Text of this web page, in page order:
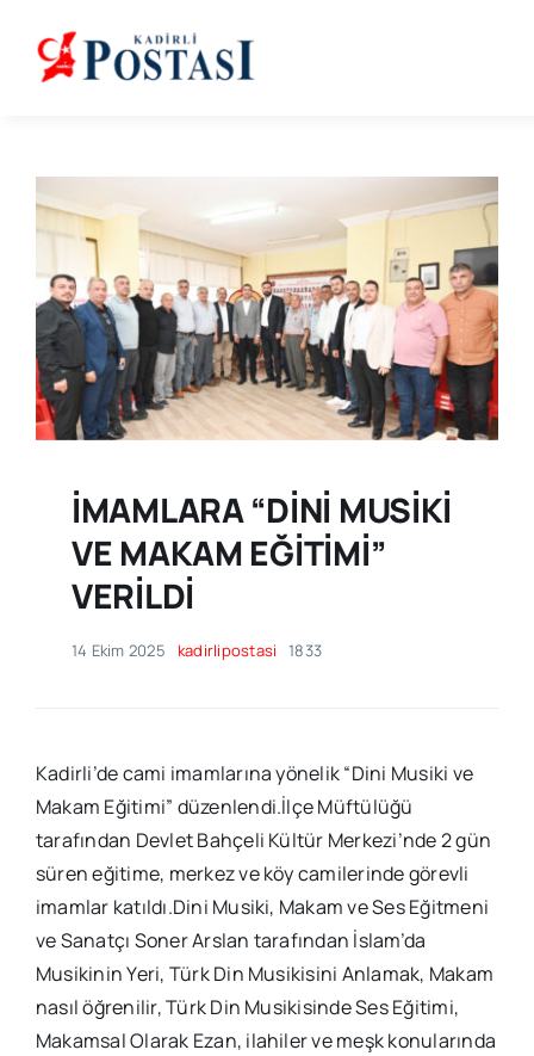
content
İMAMLARA “DİNİ MUSİKİ
VE MAKAM EĞİTİMİ”
VERİLDİ
14 Ekim 2025 kadirlipostasi 1833
Kadirli’de cami imamlarına yönelik “Dini Musiki ve
Makam Eğitimi” düzenlendi.İlçe Müftülüğü
tarafından Devlet Bahçeli Kültür Merkezi’nde 2 gün
süren eğitime, merkez ve köy camilerinde görevli
imamlar katıldı.Dini Musiki, Makam ve Ses Eğitmeni
ve Sanatçı Soner Arslan tarafından İslam’da
Musikinin Yeri, Türk Din Musikisini Anlamak, Makam
nasıl öğrenilir, Türk Din Musikisinde Ses Eğitimi,
Makamsal Olarak Ezan, ilahiler ve meşk konularında